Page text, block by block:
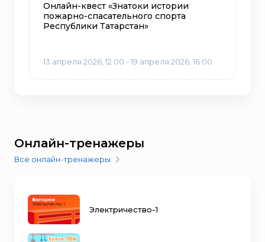
Онлайн-квест «Знатоки истории
пожарно-спасательного спорта
Республики Татарстан»
13 апреля 2026, 12:00 - 19 апреля 2026, 16:00
Онлайн-тренажеры
Все онлайн-тренажеры
Электричество-1